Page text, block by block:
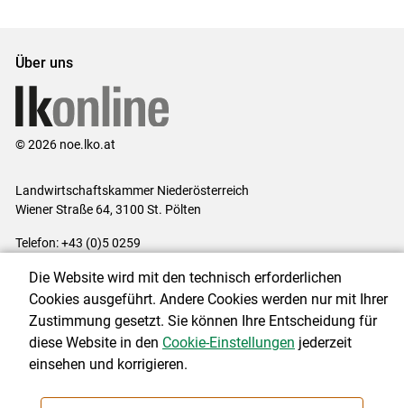
Über uns
© 2026 noe.lko.at
Landwirtschaftskammer Niederösterreich
Wiener Straße 64, 3100 St. Pölten
Telefon: +43 (0)5 0259
Impressum|Kontakt|Datenschutzerklärung|Barrierefreiheit|
Cookie-Einstellungen
NEWSLETTER
Die Website wird mit den technisch erforderlichen
Cookies ausgeführt. Andere Cookies werden nur mit Ihrer
Zustimmung gesetzt. Sie können Ihre Entscheidung für
diese Website in den Cookie-Einstellungen jederzeit
einsehen und korrigieren.